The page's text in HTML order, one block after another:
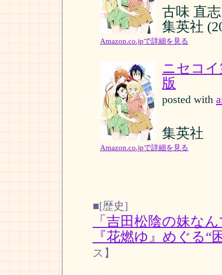
古味 直志
集英社
Amazon.co.jpで詳細を見る
ニセコ
版
posted with
集英社
Amazon.co.jpで詳細を見る
■[歴史]
「吉田松陰の妹な
『花燃ゆ』めぐる“
ス】